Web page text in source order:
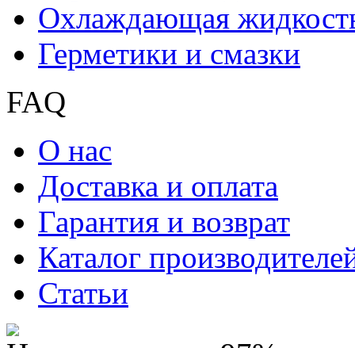
Охлаждающая
Герметики и смазки
FAQ
О нас
Доставка и оплата
Гарантия и возврат
Каталог
Статьи